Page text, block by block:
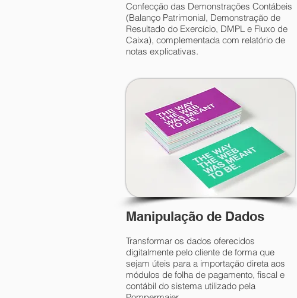
Confecção das Demonstrações Contábeis
(Balanço Patrimonial, Demonstração de
Resultado do Exercício, DMPL e Fluxo de
Caixa), complementada com relatório de
notas explicativas.
Manipulação de Dados
Transformar os dados oferecidos
digitalmente pelo cliente de forma que
sejam úteis para a importação direta aos
módulos de folha de pagamento, fiscal e
contábil do sistema utilizado pela